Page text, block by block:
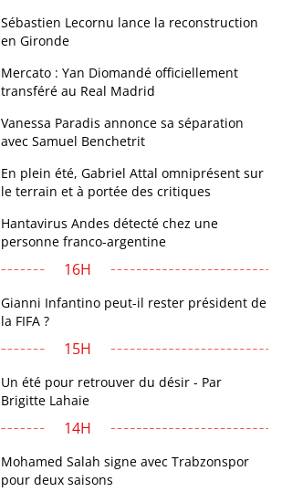
Sébastien Lecornu lance la reconstruction
en Gironde
Mercato : Yan Diomandé officiellement
transféré au Real Madrid
Vanessa Paradis annonce sa séparation
avec Samuel Benchetrit
En plein été, Gabriel Attal omniprésent sur
le terrain et à portée des critiques
Hantavirus Andes détecté chez une
personne franco-argentine
16H
Gianni Infantino peut-il rester président de
la FIFA ?
15H
Un été pour retrouver du désir - Par
Brigitte Lahaie
14H
Mohamed Salah signe avec Trabzonspor
pour deux saisons